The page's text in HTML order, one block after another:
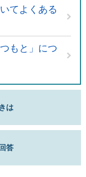
てよくある
もと」につ
は
答